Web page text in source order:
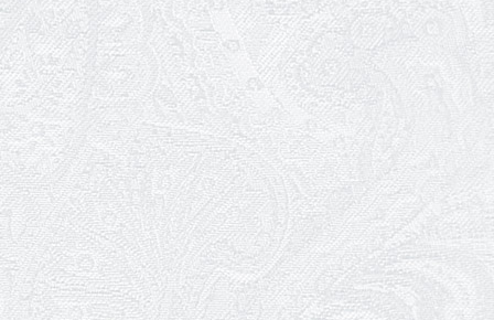
Запрошуємо на прем'єру вистави
«Божевільна родина»
01.04.2026
Трудовий ювілей Олени Корольової
27.03.2026
З Всесвітнім днем театру!
26.03.2026
Божевільна родина — 24 та 26 квітня
25.03.2026